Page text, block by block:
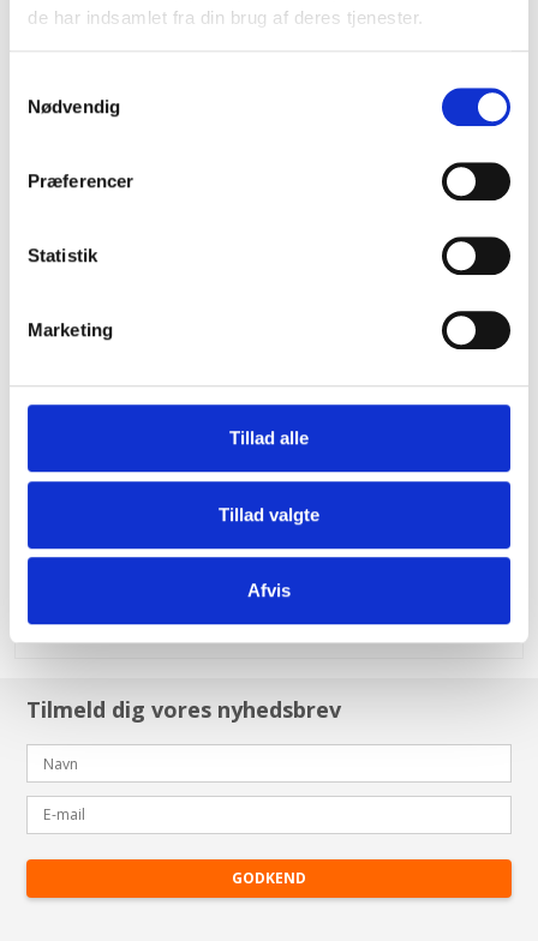
de har indsamlet fra din brug af deres tjenester.
Nødvendig
Præferencer
Statistik
Marketing
Tillad alle
Tillad valgte
Afvis
Husqvarna snørrebånd
Husqvarna
(inkl. moms)
VIS PRODUKT
Tilmeld dig vores nyhedsbrev
GODKEND